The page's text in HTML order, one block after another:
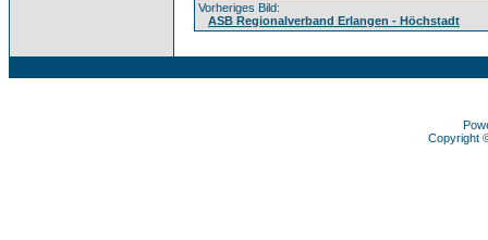
Vorheriges Bild:
ASB Regionalverband Erlangen - Höchstadt
Copyright